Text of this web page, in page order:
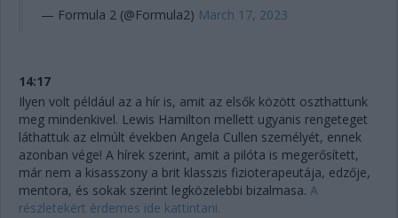
— Formula 2 (@Formula2) March 17, 2023
14:17
Ilyen volt például az a hír is, amit az elsők között oszthattunk
meg mindenkivel. Lewis Hamilton mellett ugyanis rengeteget
láthattuk az elmúlt években Angela Cullen személyét, ennek
azonban vége! A hírek szerint, amit a pilóta is megerősített,
már nem a kisasszony a brit klasszis fizioterapeutája, edzője,
mentora, és sokak szerint legközelebbi bizalmasa. A
részletekért érdemes ide kattintani.